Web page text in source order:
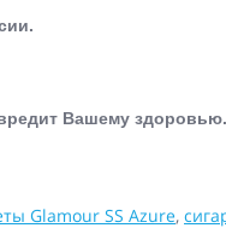
Вашему здоровью.
Glamour SS Azure,